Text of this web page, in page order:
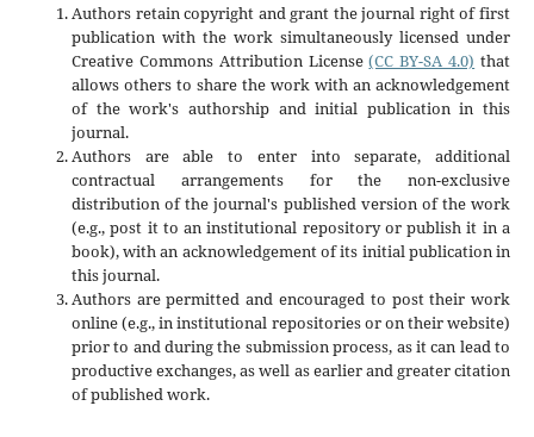
Authors retain copyright and grant the journal right of first
publication with the work simultaneously licensed under
Creative Commons Attribution License(CC BY-SA 4.0) that
allows others to share the work with an acknowledgement
of the work's authorship and initial publication in this
journal.
Authors are able to enter into separate, additional
contractual arrangements for the non-exclusive
distribution of the journal's published version of the work
(e.g., post it to an institutional repository or publish it in a
book), with an acknowledgement of its initial publication in
this journal.
Authors are permitted and encouraged to post their work
online (e.g., in institutional repositories or on their website)
prior to and during the submission process, as it can lead to
productive exchanges, as well as earlier and greater citation
of published work.